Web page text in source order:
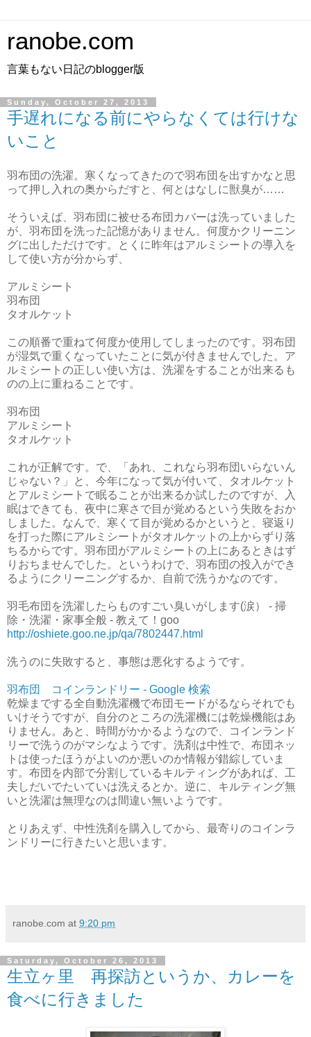
ranobe.com
言葉もない日記のblogger版
Sunday, October 27, 2013
手遅れになる前にやらなくては行けな
いこと
羽布団の洗濯。寒くなってきたので羽布団を出すかなと思
って押し入れの奥からだすと、何とはなしに獣臭が……
そういえば、羽布団に被せる布団カバーは洗っていました
が、羽布団を洗った記憶がありません。何度かクリーニン
グに出しただけです。とくに昨年はアルミシートの導入を
して使い方が分からず、
アルミシート
羽布団
タオルケット
この順番で重ねて何度か使用してしまったのです。羽布団
が湿気で重くなっていたことに気が付きませんでした。ア
ルミシートの正しい使い方は、洗濯をすることが出来るも
のの上に重ねることです。
羽布団
アルミシート
タオルケット
これが正解です。で、「あれ、これなら羽布団いらないん
じゃない？」と、今年になって気が付いて、タオルケット
とアルミシートで眠ることが出来るか試したのですが、入
眠はできても、夜中に寒さで目が覚めるという失敗をおか
しました。なんで、寒くて目が覚めるかというと、寝返り
を打った際にアルミシートがタオルケットの上からずり落
ちるからです。羽布団がアルミシートの上にあるときはず
りおちませんでした。というわけで、羽布団の投入ができ
るようにクリーニングするか、自前で洗うかなのです。
羽毛布団を洗濯したらものすごい臭いがします(涙） - 掃
除・洗濯・家事全般 - 教えて！goo
http://oshiete.goo.ne.jp/qa/7802447.html
洗うのに失敗すると、事態は悪化するようです。
羽布団 コインランドリー - Google 検索
乾燥までする全自動洗濯機で布団モードがるならそれでも
いけそうですが、自分のところの洗濯機には乾燥機能はあ
りません。あと、時間がかかるようなので、コインランド
リーで洗うのがマシなようです。洗剤は中性で、布団ネッ
トは使ったほうがよいのか悪いのか情報が錯綜していま
す。布団を内部で分割しているキルティングがあれば、工
夫しだいでたいていは洗えるとか。逆に、キルティング無
いと洗濯は無理なのは間違い無いようです。
とりあえず、中性洗剤を購入してから、最寄りのコインラ
ンドリーに行きたいと思います。
ranobe.com at 9:20 pm
Saturday, October 26, 2013
生立ヶ里 再探訪というか、カレーを
食べに行きました